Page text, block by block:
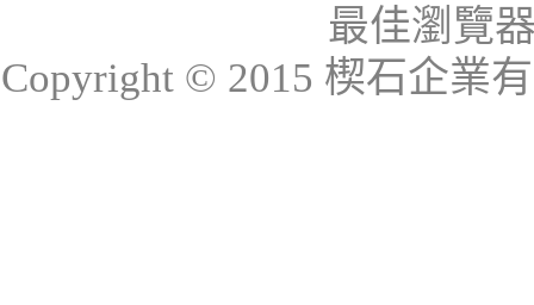
最佳瀏覽
Copyright © 2015 楔石企業